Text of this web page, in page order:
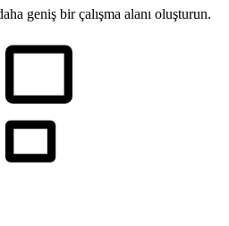
geniş bir çalışma alanı oluşturun.